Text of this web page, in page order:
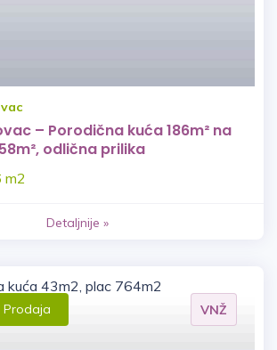
– Porodična kuća 186m² na
odlična prilika
m2
Detaljnije »
Prodaja VNŽ